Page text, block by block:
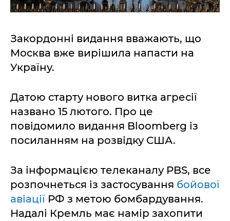
Закордонні видання вважають, що
Москва вже вирішила напасти на
Україну.
Датою старту нового витка агресії
названо 15 лютого. Про це
повідомило видання Bloomberg із
посиланням на розвідку США.
За інформацією телеканалу PBS, все
розпочнеться із застосування бойової
авіації РФ з метою бомбардування.
Надалі Кремль має намір захопити